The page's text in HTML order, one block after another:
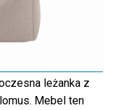
leżanka z
Mebel ten